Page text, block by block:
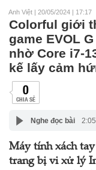
Anh Việt | 20/05/2024 | 17:17
Colorful giới
game EVOL
nhờ Core i7-
kế lấy cảm
0
CHIA SẺ
Nghe đọc bài 2:05
Máy tính xách
trang bị vi xử lý